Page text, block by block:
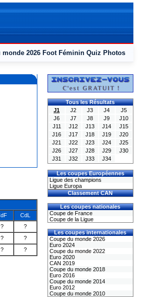
monde 2026 Foot Féminin Quiz Photos
CdL
? ?
? ?
? ?
Tous les Résultats
J1
J2 J3 J4
J5
J6
J7 J8 J9
J10
J11
J12 J13 J14
J15
J16
J17 J18 J19
J20
J21
J22 J23 J24
J25
J26
J27 J28 J29
J30
J31
J32 J33 J34
Les coupes Européennes
Ligue des champions
Ligue Europa
Classement CAN
Les coupes nationales
Coupe de France
Coupe de la Ligue
Les coupes internationales
Coupe du monde 2026
Euro 2024
Coupe du monde 2022
Euro 2020
CAN 2019
Coupe du monde 2018
Euro 2016
Coupe du monde 2014
Euro 2012
Coupe du monde 2010